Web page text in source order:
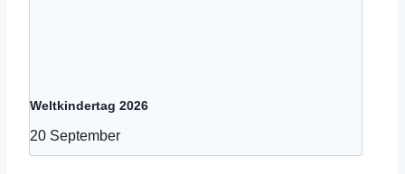
Weltkindertag 2026
20 September